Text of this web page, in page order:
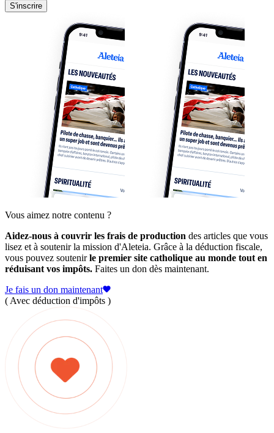
S'inscrire
Vous aimez notre contenu ?
Aidez-nous à couvrir les frais de production des articles que vous
lisez et à soutenir la mission d'Aleteia. Grâce à la déduction fiscale,
vous pouvez soutenirle premier site catholique au monde tout en
réduisant vos impôts. Faites un don dès maintenant.
Je fais un don maintenant
( Avec déduction d'impôts )